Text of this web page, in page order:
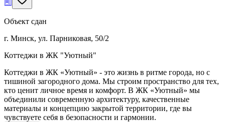
Объект сдан
г. Минск, ул. Парниковая, 50/2
Коттеджи в ЖК "Уютный"
Коттеджи в ЖК «Уютный» - это жизнь в ритме города, но с
тишиной загородного дома. Мы строим пространство для тех,
кто ценит личное время и комфорт. В ЖК «Уютный» мы
объединили современную архитектуру, качественные
материалы и концепцию закрытой территории, где вы
чувствуете себя в безопасности и гармонии.